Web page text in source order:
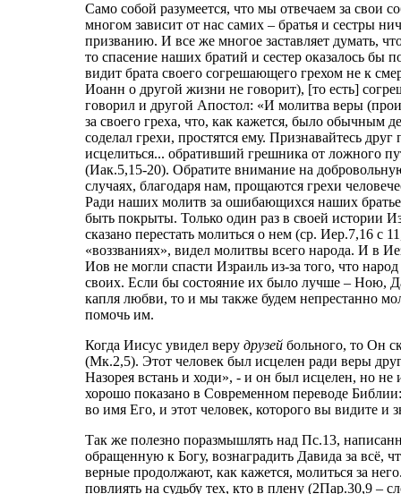
Само собой разумеется, что мы отвечаем за свои
многом зависит от нас самих – братья и сестры
призванию. И все же многое заставляет думать,
то спасение наших братий и сестер оказалось бы
видит брата своего согрешающего грехом не к
Иоанн о другой жизни не говорит), [то есть]
говорил и другой Апостол: «И молитва веры
за своего греха, что, как кажется, было обычным
соделал грехи, простятся ему. Признавайтесь
исцелиться... обративший грешника от ложного
(Иак.5,15-20). Обратите внимание на
случаях, благодаря нам, прощаются грехи
Ради наших молитв за ошибающихся наших
быть покрыты. Только один раз в своей истории
сказано перестать молиться о нем (ср. Иер.7,16 с
«воззваниях», видел молитвы всего народа. И в
Иов не могли спасти Израиль из-за того, что
своих. Если бы состояние их было лучше – Ною,
капля любви, то и мы также будем непрестанно
помочь им.
Когда Иисус увидел веру друзей больного, то Он
(Мк.2,5). Этот человек был исцелен ради веры
Назорея встань и ходи», - и он был исцелен, но не
хорошо показано в Современном переводе
во имя Его, и этот человек, которого вы видите
Так же полезно поразмышлять над Пс.13,
обращенную к Богу, вознаградить Давида за всё,
верные продолжают, как кажется, молиться за
повлиять на судьбу тех, кто в плену (2Пар.30,9 –